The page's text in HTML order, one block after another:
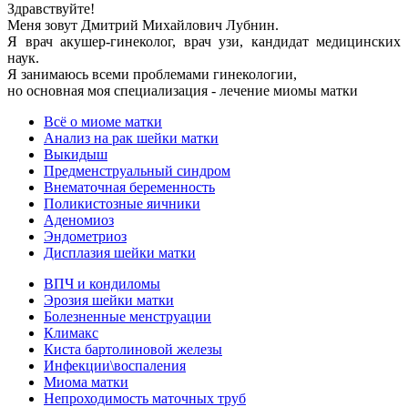
Здравствуйте!
Меня зовут Дмитрий Михайлович Лубнин.
Я врач акушер-гинеколог, врач узи, кандидат медицинских
наук.
Я занимаюсь всеми проблемами гинекологии,
но основная моя специализация - лечение миомы матки
Всё о миоме матки
Анализ на рак шейки матки
Выкидыш
Предменструальный синдром
Внематочная беременность
Поликистозные яичники
Аденомиоз
Эндометриоз
Дисплазия шейки матки
ВПЧ и кондиломы
Эрозия шейки матки
Болезненные менструации
Климакс
Киста бартолиновой железы
Инфекции\воспаления
Миома матки
Непроходимость маточных труб